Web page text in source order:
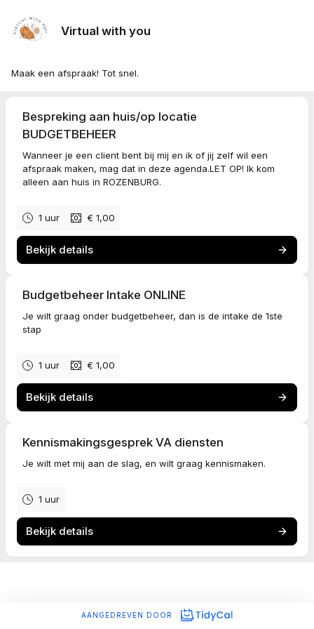
Virtual with you
Maak een afspraak! Tot snel.
Bespreking aan huis/op locatie
BUDGETBEHEER
Wanneer je een client bent bij mij en ik of jij zelf wil een
afspraak maken, mag dat in deze agenda.LET OP! Ik kom
alleen aan huis in ROZENBURG.
1 uur € 1,00
Bekijk details
Budgetbeheer Intake ONLINE
Je wilt graag onder budgetbeheer, dan is de intake de 1ste
stap
1 uur € 1,00
Bekijk details
Kennismakingsgesprek VA diensten
Je wilt met mij aan de slag, en wilt graag kennismaken.
1 uur
Bekijk details
AANGEDREVEN DOOR